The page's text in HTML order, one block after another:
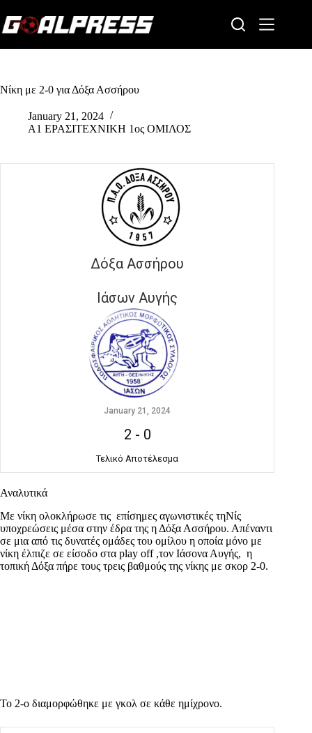
to
content
Νίκη με 2-0 για Δόξα Ασσήρου
January 21, 2024
Α1 ΕΡΑΣΙΤΕΧΝΙΚΗ 1ος ΟΜΙΛΟΣ
Δόξα Ασσήρου
Ιάσων Αυγής
January 21, 2024
2 - 0
Τελικό Αποτέλεσμα
Αναλυτικά
Με νίκη ολοκλήρωσε τις επίσημες αγωνιστικές τηΝίς
υποχρεώσεις μέσα στην έδρα της η Δόξα Ασσήρου. Απέναντι
σε μια από τις δυνατές ομάδες του ομίλου η οποία μόνο με
νίκη έλπιζε σε είσοδο στα play off ,τον Ιάσονα Αυγής, η
τοπική Δόξα πήρε τους τρεις βαθμούς της νίκης με σκορ 2-0.
Το 2-ο διαμορφώθηκε με γκολ σε κάθε ημίχρονο.